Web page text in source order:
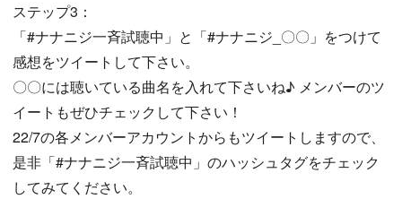
ステップ3：
「#ナナニジ一斉試聴中」と「#ナナニジ_〇〇」をつけて
感想をツイートして下さい。
〇〇には聴いている曲名を入れて下さいね♪ メンバーのツ
イートもぜひチェックして下さい！
22/7の各メンバーアカウントからもツイートしますので、
是非「#ナナニジ一斉試聴中」のハッシュタグをチェック
してみてください。